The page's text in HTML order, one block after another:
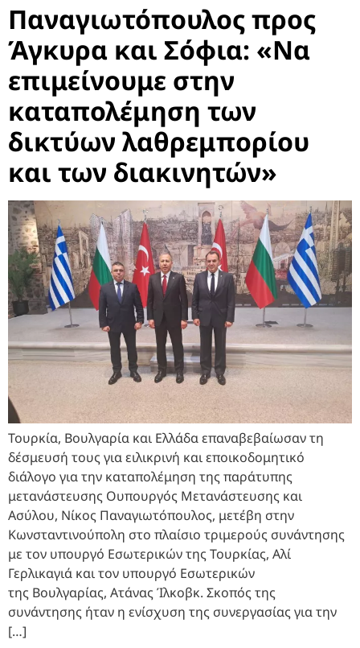
Παναγιωτόπουλος προς
Άγκυρα και Σόφια: «Να
επιμείνουμε στην
καταπολέμηση των
δικτύων λαθρεμπορίου
και των διακινητών»
Τουρκία, Βουλγαρία και Ελλάδα επαναβεβαίωσαν τη
δέσμευσή τους για ειλικρινή και εποικοδομητικό
διάλογο για την καταπολέμηση της παράτυπης
μετανάστευσης Ουπουργός Μετανάστευσης και
Ασύλου, Νίκος Παναγιωτόπουλος, μετέβη στην
Κωνσταντινούπολη στο πλαίσιο τριμερούς συνάντησης
με τον υπουργό Εσωτερικών της Τουρκίας, Αλί
Γερλικαγιά και τον υπουργό Εσωτερικών
της Βουλγαρίας, Ατάνας Ίλκοβκ. Σκοπός της
συνάντησης ήταν η ενίσχυση της συνεργασίας για την
[…]